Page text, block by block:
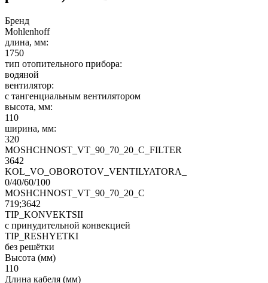
Бренд
Mohlenhoff
длина, мм:
1750
тип отопительного прибора:
водяной
вентилятор:
с тангенциальным вентилятором
высота, мм:
110
ширина, мм:
320
MOSHCHNOST_VT_90_70_20_C_FILTER
3642
KOL_VO_OBOROTOV_VENTILYATORA_
0/40/60/100
MOSHCHNOST_VT_90_70_20_C
719;3642
TIP_KONVEKTSII
с принудительной конвекцией
TIP_RESHYETKI
без решётки
Высота (мм)
110
Длина кабеля (мм)